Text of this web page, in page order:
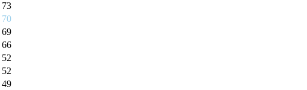
73
70
69
66
52
52
49